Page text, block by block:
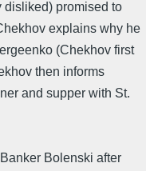
disliked) promised to
explains why he
(Chekhov first
then informs
and supper with St.
Bolenski after